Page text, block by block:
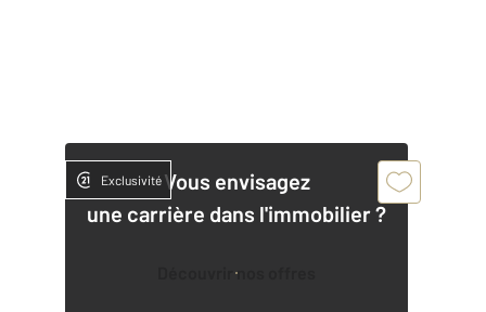
Vous envisagez
une carrière dans l'immobilier ?
Découvrir nos offres
Exclusivité